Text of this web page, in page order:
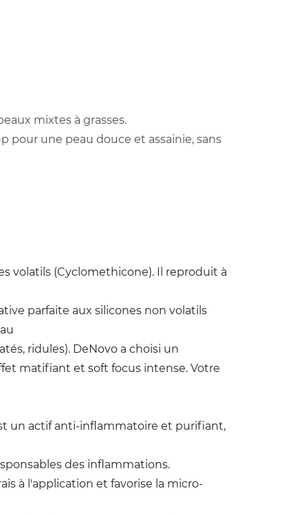
mixtes à grasses.
pour une peau douce et assainie, sans
volatils (Cyclomethicone). Il reproduit à
parfaite aux silicones non volatils
ridules). DeNovo a choisi un
matifiant et soft focus intense. Votre
un actif anti-inflammatoire et purifiant,
des inflammations.
à l'application et favorise la micro-